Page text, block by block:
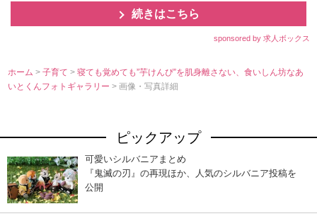
続きはこちら
sponsored by 求人ボックス
ホーム >子育て>寝ても覚めても”芋けんぴ”を肌身離さない、食いしん坊なあ
いとくんフォトギャラリー> 画像・写真詳細
ピックアップ
可愛いシルバニアまとめ
『鬼滅の刃』の再現ほか、人気のシルバニア投稿を
公開